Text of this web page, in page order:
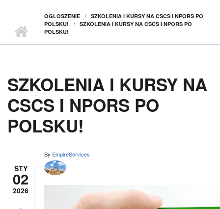
OGLOSZENIE
SZKOLENIA I KURSY NA CSCS I NPORS PO
POLSKU!
SZKOLENIA I KURSY NA CSCS I NPORS PO
POLSKU!
SZKOLENIA I KURSY NA
CSCS I NPORS PO
POLSKU!
STY
02
2026
By EmpireServices